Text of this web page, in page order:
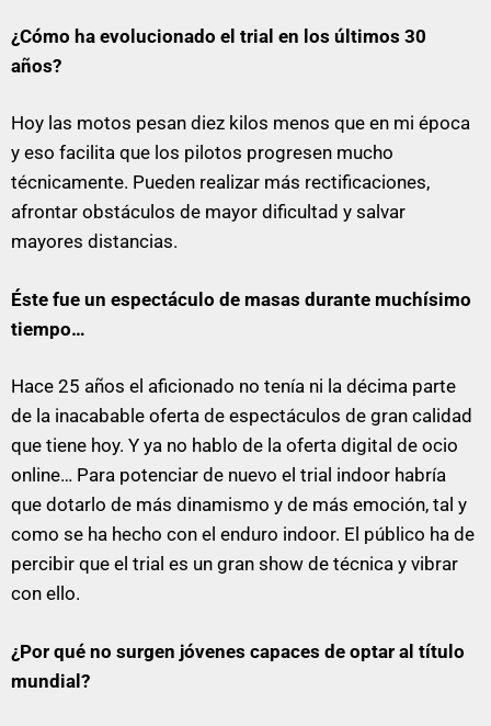
¿Cómo ha evolucionado el trial en los últimos 30
años?
Hoy las motos pesan diez kilos menos que en mi época
y eso facilita que los pilotos progresen mucho
técnicamente. Pueden realizar más rectificaciones,
afrontar obstáculos de mayor dificultad y salvar
mayores distancias.
Éste fue un espectáculo de masas durante muchísimo
tiempo…
Hace 25 años el aficionado no tenía ni la décima parte
de la inacabable oferta de espectáculos de gran calidad
que tiene hoy. Y ya no hablo de la oferta digital de ocio
online… Para potenciar de nuevo el trial indoor habría
que dotarlo de más dinamismo y de más emoción, tal y
como se ha hecho con el enduro indoor. El público ha de
percibir que el trial es un gran show de técnica y vibrar
con ello.
¿Por qué no surgen jóvenes capaces de optar al título
mundial?